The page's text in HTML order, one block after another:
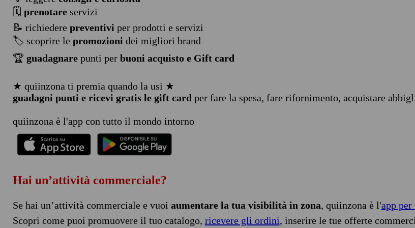
🗓️ prenotareservizi
📝 richiedere preventivi per prodotti e servizi
🏷️ scoprire le promozioni dei migliori brand
🏆 guadagnarepunti per buoni acquisto e Gift card
★ quiinzona ti premia quando la usi ★
guadagni punti e ricevi gratis le gift card per fare la spesa, fare rifornimento, acquistare
quiinzona è l'app con tutto il mondo intorno
Hai un’attività commerciale?
Se hai un’attività commerciale e vuoi aumentare la tua visibilità in zona, quiinzona è l'app
Scopri come puoi promuovere il tuo catalogo, ricevere gli ordini, inserire le tue offerte